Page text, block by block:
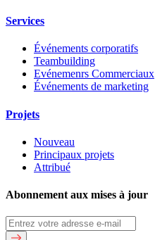
Services
Événements corporatifs
Teambuilding
Evénemenrs Commerciaux
Événements de marketing
Projets
Nouveau
Principaux projets
Attribué
Abonnement aux mises à jour